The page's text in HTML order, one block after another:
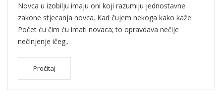
Novca u izobilju imaju oni koji razumiju jednostavne
zakone stjecanja novca. Kad čujem nekoga kako kaže:
Počet ću čim ću imati novaca; to opravdava nečije
nečinjenje ičeg...
Pročitaj